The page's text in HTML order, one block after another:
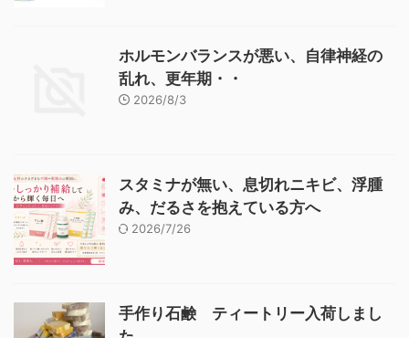
ホルモンバランスが悪い、自律神経の
乱れ、更年期・・
2026/8/3
スタミナが無い、息切れニキビ、浮腫
み、だるさを抱えている方へ
2026/7/26
手作り石鹸 ティートリー入荷しまし